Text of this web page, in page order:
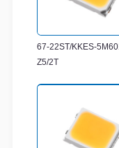
67-22ST/KKES-
Z5/2T